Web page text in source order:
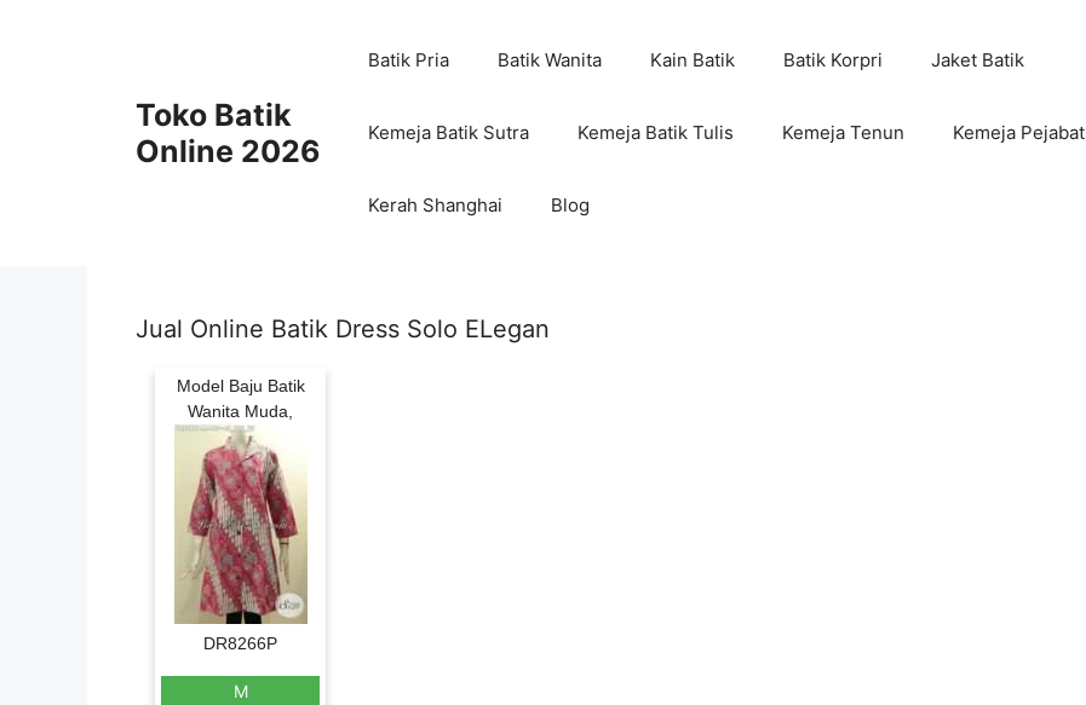
Toko Batik
Online 2026
Batik Pria Batik Wanita Kain Batik Batik Korpri Jaket Batik
Kemeja Batik Sutra Kemeja Batik Tulis Kemeja Tenun Kemeja Pejabat
Kerah Shanghai Blog
Jual Online Batik Dress Solo ELegan
Model Baju Batik
Wanita Muda,
DR8266P
M